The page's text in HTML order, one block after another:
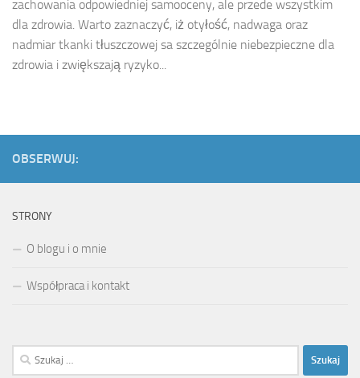
zachowania odpowiedniej samooceny, ale przede wszystkim
dla zdrowia. Warto zaznaczyć, iż otyłość, nadwaga oraz
nadmiar tkanki tłuszczowej sa szczególnie niebezpieczne dla
zdrowia i zwiększają ryzyko...
OBSERWUJ:
STRONY
O blogu i o mnie
Współpraca i kontakt
Szukaj: